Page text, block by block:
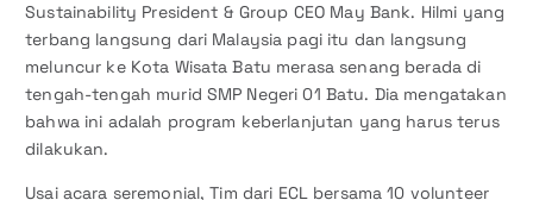
Sustainability President & Group CEO May Bank. Hilmi yang
terbang langsung dari Malaysia pagi itu dan langsung
meluncur ke Kota Wisata Batu merasa senang berada di
tengah-tengah murid SMP Negeri 01 Batu. Dia mengatakan
bahwa ini adalah program keberlanjutan yang harus terus
dilakukan.
Usai acara seremonial, Tim dari ECL bersama 10 volunteer